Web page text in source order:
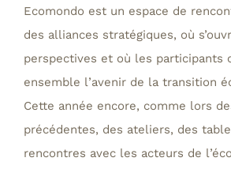
Ecomondo est un espace de
des alliances stratégiques, où
perspectives et où les participants
ensemble l’avenir de la transition
Cette année encore, comme lors
précédentes, des ateliers, des
rencontres avec les acteurs de